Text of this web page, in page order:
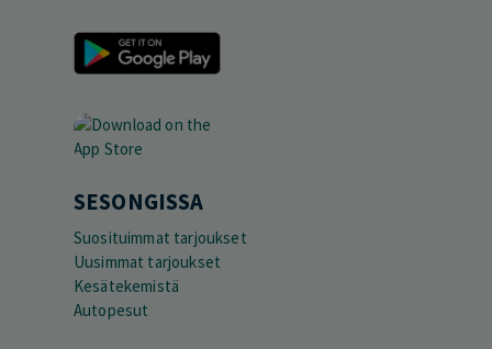
SESONGISSA
Suosituimmat tarjoukset
Uusimmat tarjoukset
Kesätekemistä
Autopesut